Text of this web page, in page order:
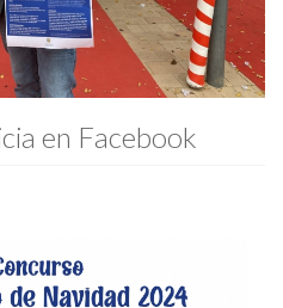
en Facebook